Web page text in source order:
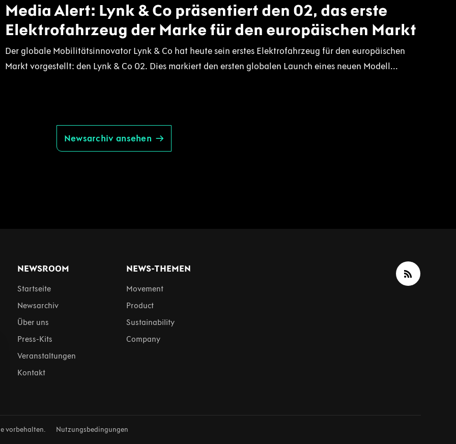
Media Alert: Lynk & Co präsentiert den 02, das erste
Elektrofahrzeug der Marke für den europäischen Markt
Der globale Mobilitätsinnovator Lynk & Co hat heute sein erstes Elektrofahrzeug für den europäischen
Markt vorgestellt: den Lynk & Co 02. Dies markiert den ersten globalen Launch eines neuen Modell...
Newsarchiv ansehen
NEWSROOM
Startseite
Newsarchiv
Über uns
Press-Kits
Veranstaltungen
Kontakt
NEWS-THEMEN
Movement
Product
Sustainability
Company
vorbehalten. Nutzungsbedingungen